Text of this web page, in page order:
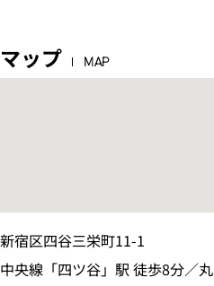
マップ MAP
新宿区四谷三栄町11-1
中央線「四ツ谷」駅 徒歩8分／丸